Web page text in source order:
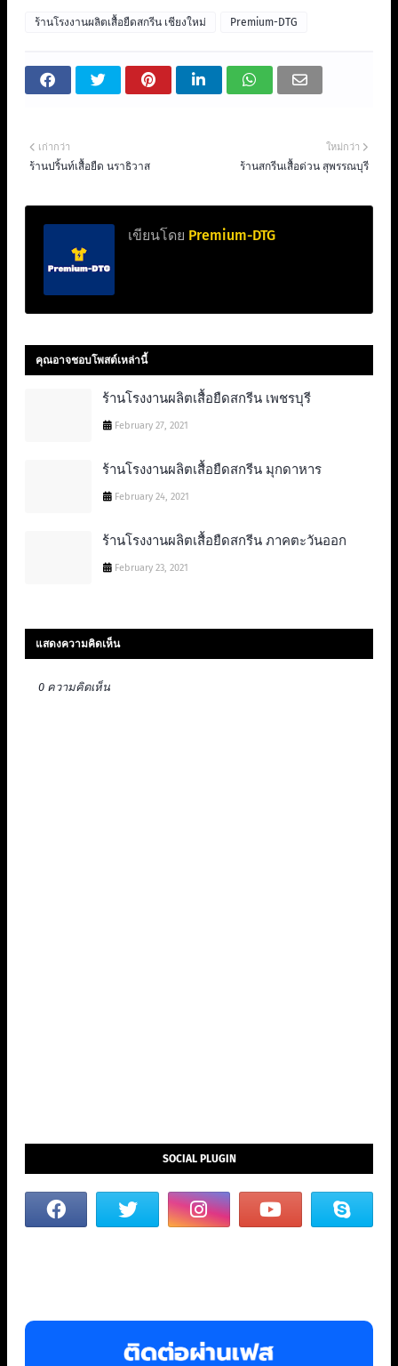
ร้านโรงงานผลิตเสื้อยืดสกรีน เชียงใหม่ Premium-DTG
ใหม่กว่า
ร้านสกรีนเสื้อด่วน สุพรรณบุรี
เก่ากว่า
ร้านปริ้นท์เสื้อยืด นราธิวาส
เขียนโดย Premium-DTG
คุณอาจชอบโพสต์เหล่านี้
ร้านโรงงานผลิตเสื้อยืดสกรีน เพชรบุรี
February 27, 2021
ร้านโรงงานผลิตเสื้อยืดสกรีน มุกดาหาร
February 24, 2021
ร้านโรงงานผลิตเสื้อยืดสกรีน ภาคตะวันออก
February 23, 2021
แสดงความคิดเห็น
0 ความคิดเห็น
SOCIAL PLUGIN